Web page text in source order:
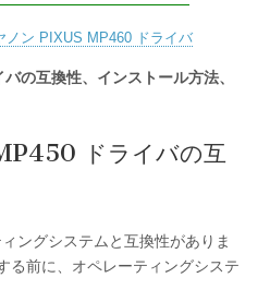
ノン PIXUS MP460 ドライバ
の互換性、インストール方法、
ドライバの互
ングシステムと互換性がありま
る前に、オペレーティングシステ